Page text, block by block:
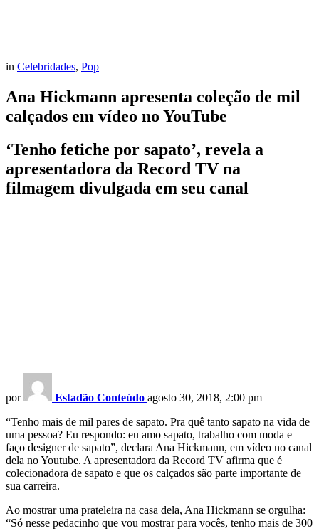
in Celebridades, Pop
Ana Hickmann apresenta coleção de mil
calçados em vídeo no YouTube
‘Tenho fetiche por sapato’, revela a
apresentadora da Record TV na
filmagem divulgada em seu canal
por Estadão Conteúdo agosto 30, 2018, 2:00 pm
“Tenho mais de mil pares de sapato. Pra quê tanto sapato na vida de
uma pessoa? Eu respondo: eu amo sapato, trabalho com moda e
faço designer de sapato”, declara Ana Hickmann, em vídeo no canal
dela no Youtube. A apresentadora da Record TV afirma que é
colecionadora de sapato e que os calçados são parte importante de
sua carreira.
Ao mostrar uma prateleira na casa dela, Ana Hickmann se orgulha:
“Só nesse pedacinho que vou mostrar para vocês, tenho mais de 300